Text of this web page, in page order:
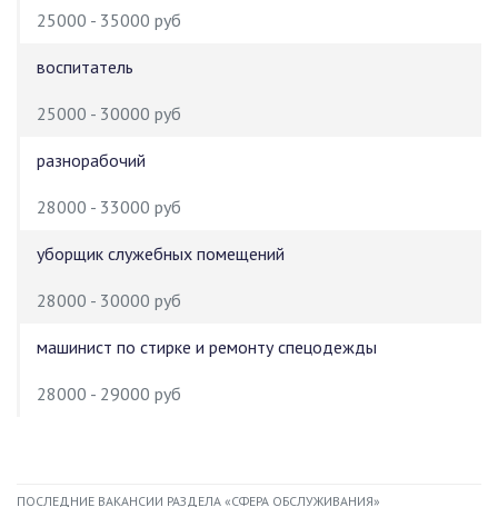
25000 - 35000 руб
воспитатель
25000 - 30000 руб
разнорабочий
28000 - 33000 руб
уборщик служебных помещений
28000 - 30000 руб
машинист по стирке и ремонту спецодежды
28000 - 29000 руб
ПОСЛЕДНИЕ ВАКАНСИИ РАЗДЕЛА «СФЕРА ОБСЛУЖИВАНИЯ»